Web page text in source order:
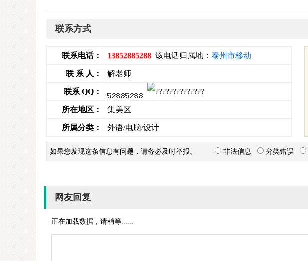
联系方式
联系电话： 13852885288 该电话归属地： 泰州市移动
联 系 人： 解老师
联系 QQ：
所在地区： 集美区
所属分类： 外语/电脑/设计
如果您发现这条信息有问题，请务必及时举报。 非法信息 分类错误
网友回复
正在加载数据，请稍等......